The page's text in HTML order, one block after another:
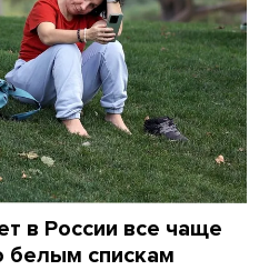
в России все чаще
белым спискам